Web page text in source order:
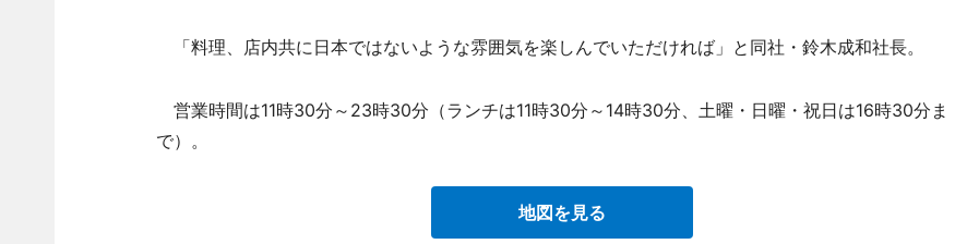
「料理、店内共に日本ではないような雰囲気を楽しんでいただければ」と同社・鈴木成和社長。
営業時間は11時30分～23時30分（ランチは11時30分～14時30分、土曜・日曜・祝日は16時30分ま
で）。
地図を見る